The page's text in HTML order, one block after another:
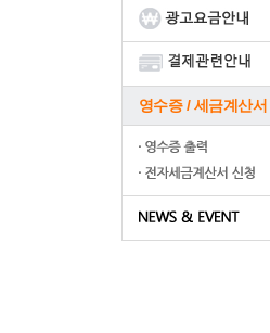
영수증 / 세금계산서